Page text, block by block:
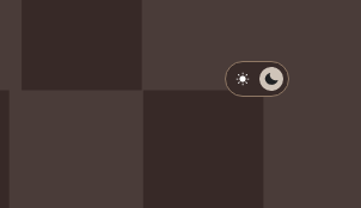
淺色模式
深色模式